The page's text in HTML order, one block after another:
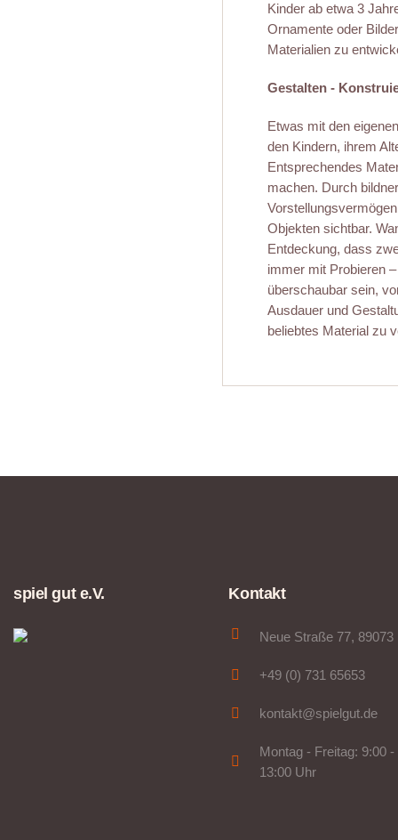
Kinder ab etwa 3
Ornamente oder
Materialien zu
Gestalten -
Etwas mit den
den Kindern, ihrem
Entsprechendes
machen. Durch
Objekten sichtbar.
Entdeckung, dass
immer mit Probieren
überschaubar sein,
Ausdauer und
beliebtes Material zu
spiel gut e.V. Kontakt
Neue Straße 77, 89073
+49 (0) 731 65653
kontakt@spielgut.de
Montag - Freitag: 9:00 -
13:00 Uhr